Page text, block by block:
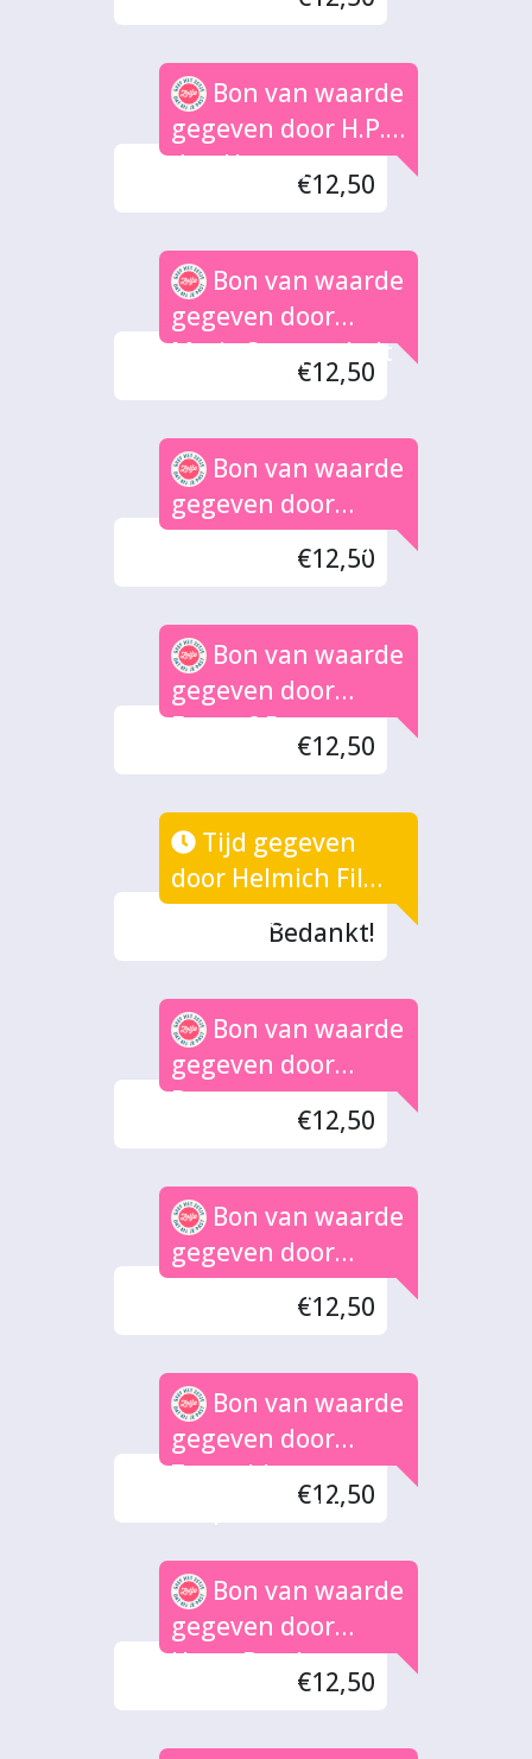
Bon van waarde
gegeven door H.P.
den Hertog
€12,50
Bon van waarde
gegeven door
Maria Stappenbelt
€12,50
Bon van waarde
gegeven door
Annelies Rotting-
€12,50
Bon van waarde
gegeven door
Ewout&Petra
€12,50
Tijd gegeven
door Helmich Films
/ Campagne
Bedankt!
Bon van waarde
gegeven door
Danny
€12,50
Bon van waarde
gegeven door
Buitenkamp
€12,50
Bon van waarde
gegeven door
Zonnebloem
Zutphen-Zuid€12,50
Bon van waarde
gegeven door
H.ten Bosch
€12,50